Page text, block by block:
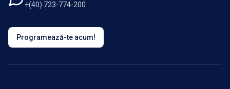
+(40) 723-774-200
Programează-te acum!